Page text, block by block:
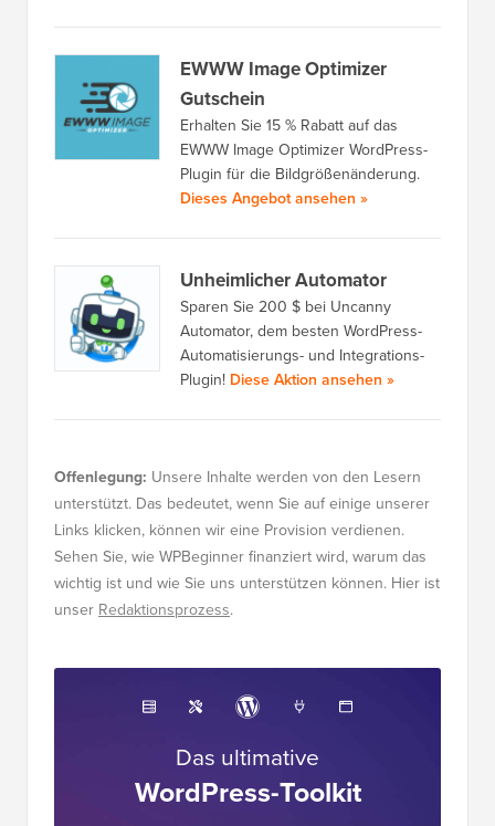
EWWW Image Optimizer
Gutschein
Erhalten Sie 15 % Rabatt auf das
EWWW Image Optimizer WordPress-
Plugin für die Bildgrößenänderung.
Dieses Angebot ansehen »
Unheimlicher Automator
Sparen Sie 200 $ bei Uncanny
Automator, dem besten WordPress-
Automatisierungs- und Integrations-
Plugin! Diese Aktion ansehen »
Offenlegung: Unsere Inhalte werden von den Lesern
unterstützt. Das bedeutet, wenn Sie auf einige unserer
Links klicken, können wir eine Provision verdienen.
Sehen Sie, wie WPBeginner finanziert wird, warum das
wichtig ist und wie Sie uns unterstützen können. Hier ist
unser Redaktionsprozess.
Das ultimative
WordPress-Toolkit